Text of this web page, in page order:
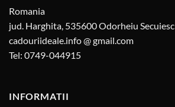
Romania
jud. Harghita, 535600 Odorheiu Secuiesc
cadouriideale.info @ gmail.com
Tel: 0749-044915
INFORMATII